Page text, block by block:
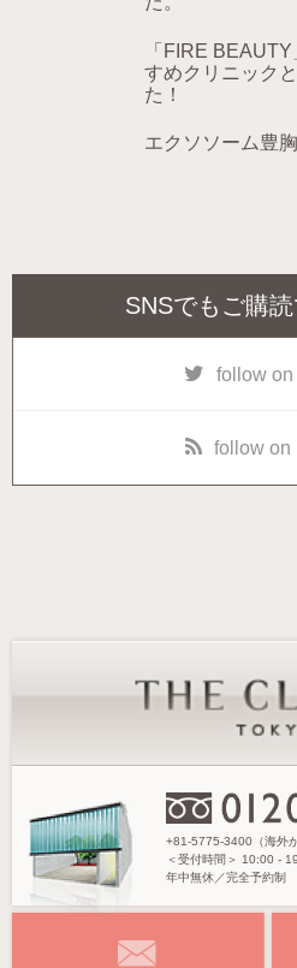
「FIRE
すめクリニック
た！
エクソソーム豊
SNSでもご購読
follow on
follow on
+81-5775-3400（海外
＜受付時間＞ 10:00 -
年中無休／完全予約制